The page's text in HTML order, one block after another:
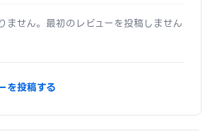
ません。最初のレビューを投稿しません
を投稿する